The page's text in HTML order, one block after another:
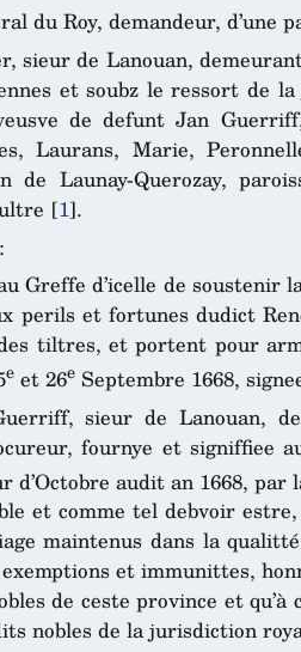
du Roy, demandeur, d’une
sieur de Lanouan,
et soubz le ressort de
de defunt Jan
Laurans, Marie,
de Launay-Querozay,
[1].
Greffe d’icelle de soustenir
perils et fortunes dudict
tiltres, et portent pour
e et 26e Septembre 1668,
sieur de Lanouan,
fournye et signiffiee
d’Octobre audit an 1668,
et comme tel debvoir
maintenus dans la
et immunittes,
de ceste province et qu’à
nobles de la jurisdiction